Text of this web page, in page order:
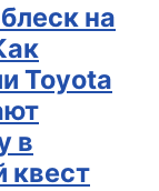
на
Toyota
в
квест